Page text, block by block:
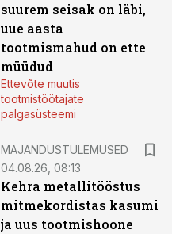
suurem seisak on läbi,
uue aasta
tootmismahud on ette
müüdud
Ettevõte muutis
tootmistöötajate
palgasüsteemi
MAJANDUSTULEMUSED
04.08.26, 08:13
Kehra metallitööstus
mitmekordistas kasumi
ja uus tootmishoone